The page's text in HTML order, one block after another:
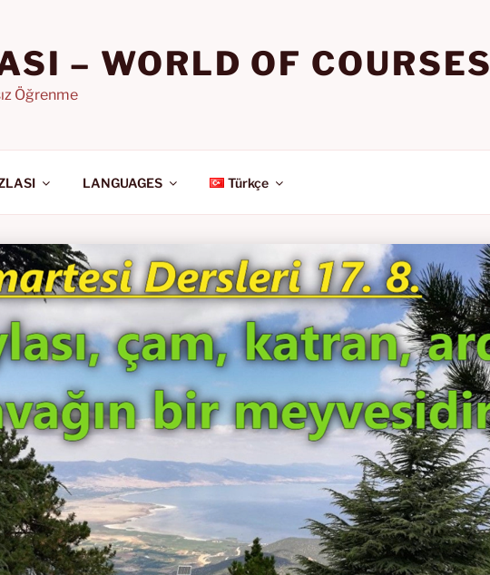
– WORLD OF COURSES
Öğrenme
LANGUAGES Türkçe